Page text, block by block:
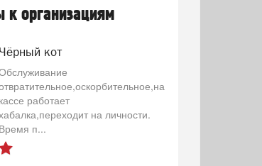
организациям
Чёрный кот
кассе работает
на личности.
Время п...